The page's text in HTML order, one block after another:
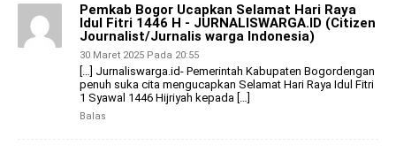
Pemkab Bogor Ucapkan Selamat Hari Raya
Idul Fitri 1446 H - JURNALISWARGA.ID (Citizen
Journalist/Jurnalis warga Indonesia)
30 Maret 2025 Pada 20:55
[…] Jurnaliswarga.id- Pemerintah Kabupaten Bogordengan
penuh suka cita mengucapkan Selamat Hari Raya Idul Fitri
1 Syawal 1446 Hijriyah kepada […]
Balas